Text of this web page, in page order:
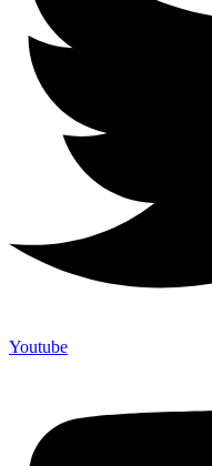
Youtube